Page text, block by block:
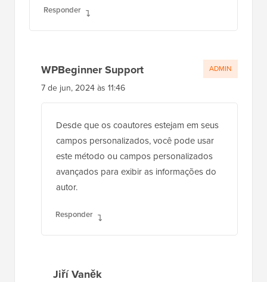
Desde que os coautores estejam em seus
este método ou campos personalizados
avançados para exibir as informações do
autor.
Responder